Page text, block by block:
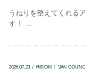
うねりを整えてくれる
す！ ...
2026.07.23 HIROKI VAN